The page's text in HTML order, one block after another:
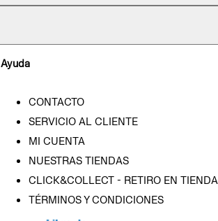
Ayuda
CONTACTO
SERVICIO AL CLIENTE
MI CUENTA
NUESTRAS TIENDAS
CLICK&COLLECT - RETIRO EN TIENDA
TÉRMINOS Y CONDICIONES